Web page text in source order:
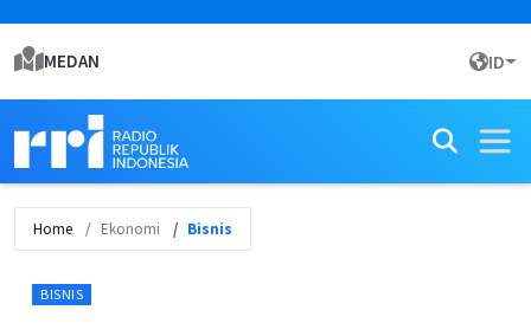
MEDAN ID
Home Ekonomi Bisnis
BISNIS